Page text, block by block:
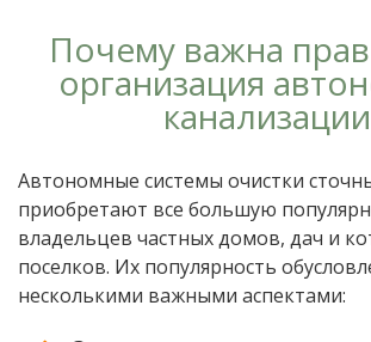
Почему важна
организация
канализации
Автономные системы очистки
приобретают все большую
владельцев частных домов, дач и
поселков. Их популярность
несколькими важными аспектами: